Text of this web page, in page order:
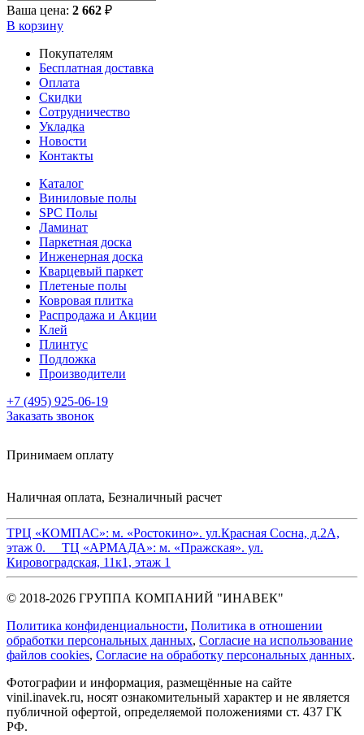
Ваша цена: 2 662 ₽
В корзину
Покупателям
Бесплатная доставка
Оплата
Скидки
Сотрудничество
Укладка
Новости
Контакты
Каталог
Виниловые полы
SPC Полы
Ламинат
Паркетная доска
Инженерная доска
Кварцевый паркет
Плетеные полы
Ковровая плитка
Распродажа и Акции
Клей
Плинтус
Подложка
Производители
+7 (495) 925-06-19
Заказать звонок
Принимаем оплату
Наличная оплата, Безналичный расчет
ТРЦ «КОМПАС»: м. «Ростокино». ул.Красная Сосна, д.2А,
этаж 0. ТЦ «АРМАДА»: м. «Пражская». ул.
Кировоградская, 11к1, этаж 1
© 2018-2026 ГРУППА КОМПАНИЙ "ИНАВЕК"
Политика конфиденциальности, Политика в отношении
обработки персональных данных, Cогласие на использование
файлов cookies, Согласие на обработку персональных данных.
Фотографии и информация, размещённые на сайте
vinil.inavek.ru, носят ознакомительный характер и не является
публичной офертой, определяемой положениями ст. 437 ГК
РФ.